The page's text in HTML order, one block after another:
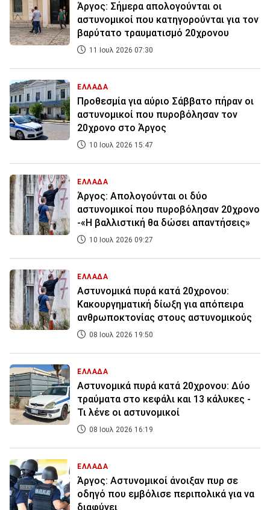
Άργος: Σήμερα απολογούνται οι
αστυνομικοί που κατηγορούνται για τον
βαρύτατο τραυματισμό 20χρονου
11 Ιουλ 2026 07:30
ΕΛΛΑΔΑ
Προθεσμία για αύριο Σάββατο πήραν οι
αστυνομικοί που πυροβόλησαν τον
20χρονο στο Άργος
10 Ιουλ 2026 15:47
ΕΛΛΑΔΑ
Άργος: Απολογούνται οι δύο
αστυνομικοί που πυροβόλησαν 20χρονο
-«Η βαλλιστική θα δώσει απαντήσεις»
10 Ιουλ 2026 09:27
ΕΛΛΑΔΑ
Αστυνομικά πυρά κατά 20χρονου:
Κακουργηματική δίωξη για απόπειρα
ανθρωποκτονίας στους αστυνομικούς
08 Ιουλ 2026 19:50
ΕΛΛΑΔΑ
Αστυνομικά πυρά κατά 20χρονου: Δύο
τραύματα στο κεφάλι και 13 κάλυκες -
Τι λένε οι αστυνομικοί
08 Ιουλ 2026 16:19
ΕΛΛΑΔΑ
Άργος: Αστυνομικοί άνοιξαν πυρ σε
οδηγό που εμβόλισε περιπολικά για να
διαφύγει